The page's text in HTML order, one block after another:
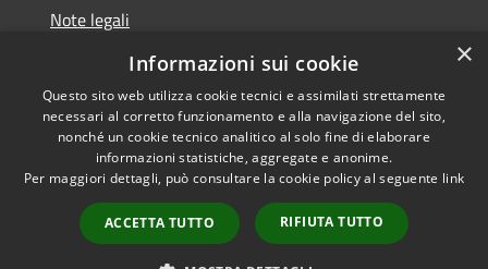
Note legali
Dichiarazione di accessibilità
Accessibilità
Copyright © 2026 • Comune di
San Daniele Po • Powered by
Municipium•
Accesso
redazione
×
Informazioni sui cookie
Questo sito web utilizza cookie tecnici e assimilati strettamente
necessari al corretto funzionamento e alla navigazione del sito,
nonché un cookie tecnico analitico al solo fine di elaborare
informazioni statistiche, aggregate e anonime.
Per maggiori dettagli, può consultare la cookie policy al seguente link
ACCETTA TUTTO RIFIUTA TUTTO